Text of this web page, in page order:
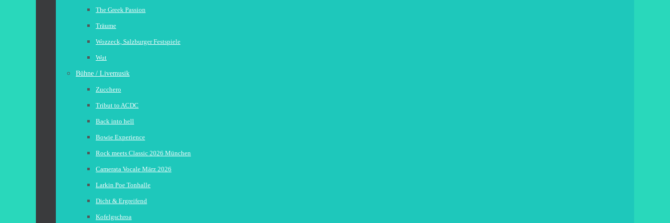
The Greek Passion
Träume
Wozzeck, Salzburger Festspiele
Wut
Bühne / Livemusik
Zucchero
Tribut to ACDC
Back into hell
Bowie Experience
Rock meets Classic 2026 München
Camerata Vocale März 2026
Larkin Poe Tonhalle
Dicht & Ergreifend
Kofelgschroa